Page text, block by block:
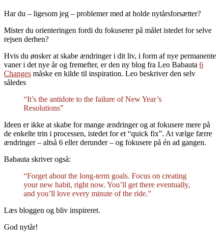
Har du – ligesom jeg – problemer med at holde nytårsforsætter?
Mister du orienteringen fordi du fokuserer på målet istedet for selve
rejsen derhen?
Hvis du ønsker at skabe ændringer i dit liv, i form af nye permanente
vaner i det nye år og fremefter, er den ny blog fra Leo Babauta 6
Changes måske en kilde til inspiration. Leo beskriver den selv
således
“It’s the antidote to the failure of New Year’s
Resolutions”
Ideen er ikke at skabe for mange ændringer og at fokusere mere på
de enkelte trin i processen, istedet for et “quick fix”. At vælge færre
ændringer – altså 6 eller derunder – og fokusere på én ad gangen.
Babauta skriver også:
“Forget about the long-term goals. Focus on creating
your new habit, right now. You’ll get there eventually,
and you’ll love every minute of the ride.”
Læs bloggen og bliv inspireret.
God nytår!